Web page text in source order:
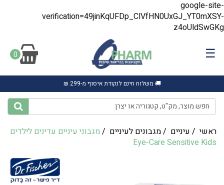
google-site-
verification=49jinKqUFDp_ClVfHN0UxGJ_YT0mXSY-
z4oUldSwGKg
☰
0
🚚 משלוח חינם לנקודת איסוף מ-299 ₪
ראשי / עיניים /מגבונים לעיניים / מגבוני עיניים עדינים לילדים
Eye-Care Sensitive Kids